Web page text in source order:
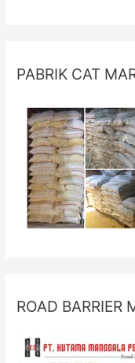
PABRIK CAT
ROAD BARRIER